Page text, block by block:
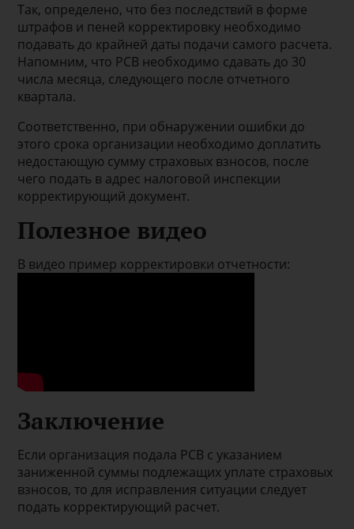
Так, определено, что без последствий в форме
штрафов и пеней корректировку необходимо
подавать до крайней даты подачи самого расчета.
Напомним, что РСВ необходимо сдавать до 30
числа месяца, следующего после отчетного
квартала.
Соответственно, при обнаружении ошибки до
этого срока организации необходимо доплатить
недостающую сумму страховых взносов, после
чего подать в адрес налоговой инспекции
корректирующий документ.
Полезное видео
В видео пример корректировки отчетности:
Заключение
Если организация подала РСВ с указанием
заниженной суммы подлежащих уплате страховых
взносов, то для исправления ситуации следует
подать корректирующий расчет.